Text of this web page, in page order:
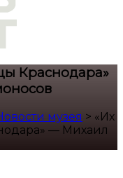
Краснодара»
музея > «Их
— Михаил